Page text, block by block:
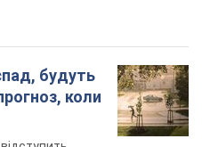
дисидентки в